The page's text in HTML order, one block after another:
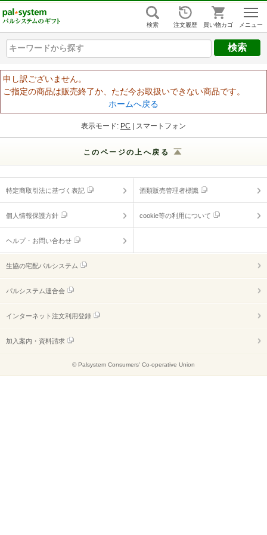
検索 注文履歴 買い物カゴ
組合員ログイン はじめての方
ヘルプ
ご利用ガイド
よくあるご質問（ギフトに関する情報）
ヘルプ・お問い合わせ
キーワードから探す
キーワードから探す
キーワードから探す
申し訳ございません。
ご指定の商品は販売終了か、ただ今お取扱いできない商品です。
ホームへ戻る
表示モード: PC | スマートフォン
このページの上へ戻る
特定商取引法に基づく表記 酒類販売管理者標識
個人情報保護方針 cookie等の利用について
ヘルプ・お問い合わせ
生協の宅配パルシステム
パルシステム連合会
インターネット注文利用登録
加入案内・資料請求
© Palsystem Consumers' Co-operative Union